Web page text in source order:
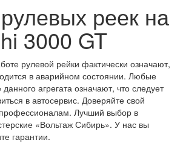
реек на
3000 GT
рулевой рейки фактически означают,
в аварийном состоянии. Любые
агрегата означают, что следует
в автосервис. Доверяйте свой
Лучший выбор в
«Вольтаж Сибирь». У нас вы
гарантии.